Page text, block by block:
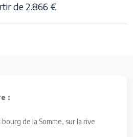
de 2.866 €
:
de la Somme, sur la rive